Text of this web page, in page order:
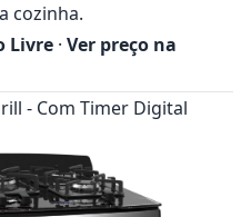
cozinha.
Livre · Ver preço na
- Com Timer Digital